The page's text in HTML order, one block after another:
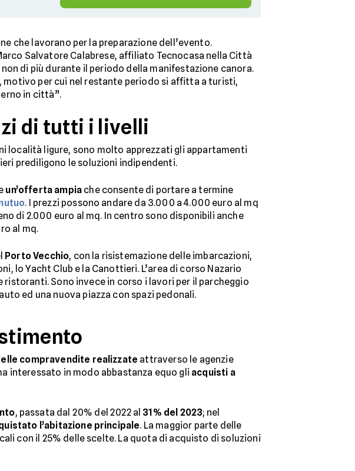
che lavorano per la preparazione dell’evento.
Salvatore Calabrese, affiliato Tecnocasa nella Città
di più durante il periodo della manifestazione canora.
motivo per cui nel restante periodo si affitta a turisti,
in città”.
di tutti i livelli
località ligure, sono molto apprezzati gli appartamenti
prediligono le soluzioni indipendenti.
un’offerta ampia che consente di portare a termine
. I prezzi possono andare da 3.000 a 4.000 euro al mq
di 2.000 euro al mq. In centro sono disponibili anche
al mq.
Porto Vecchio, con la risistemazione delle imbarcazioni,
lo Yacht Club e la Canottieri. L’area di corso Nazario
Sono invece in corso i lavori per il parcheggio
ed una nuova piazza con spazi pedonali.
compravendite realizzate attraverso le agenzie
interessato in modo abbastanza equo gli acquisti a
, passata dal 20% del 2022 al 31% del 2023; nel
l’abitazione principale. La maggior parte delle
con il 25% delle scelte. La quota di acquisto di soluzioni